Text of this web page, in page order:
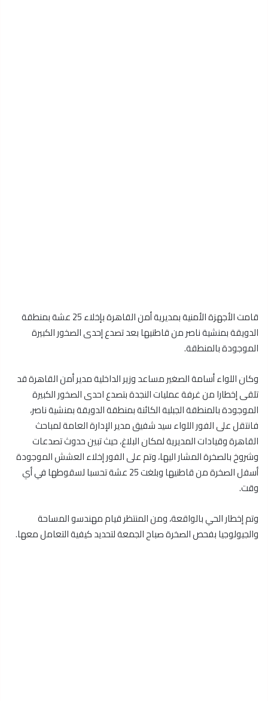
قامت الأجهزة الأمنية بمديرية أمن القاهرة بإخلاء 25 عشة بمنطقة
الدويقة بمنشية ناصر من قاطنيها بعد تصدع إحدى الصخور الكبيرة
الموجودة بالمنطقة.
وكان اللواء أسامة الصغير مساعد وزير الداخلية مدير أمن القاهرة قد
تلقى إخطارا من غرفة عمليات النجدة بتصدع احدى الصخور الكبيرة
الموجودة بالمنطقة الجبلية الكائنة بمنطقة الدويقة بمنشية ناصر،
فانتقل على الفور اللواء سيد شفيق مدير الإدارة العامة لمباحث
القاهرة وقيادات المديرية لمكان البلاغ، حيث تبين حدوث تصدعات
وشروخ بالصخرة المشار اليها، وتم على الفور إخلاء العشش الموجودة
أسفل الصخرة من قاطنيها وبلغت 25 عشة تحسبا لسقوطها في أي
وقت.
وتم إخطار الحي بالواقعة، ومن المنتظر قيام مهندسو المساحة
والجيولوجيا بفحص الصخرة صباح الجمعة لتحديد كيفية التعامل معها.